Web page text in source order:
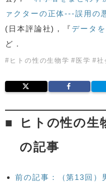
ァクターの正体---誤用の
(日本評論社)，『 データ
ど．
# ヒトの性の生物学 # 医学 #社
ヒトの性の生
の記事
前の記事：（第13回）